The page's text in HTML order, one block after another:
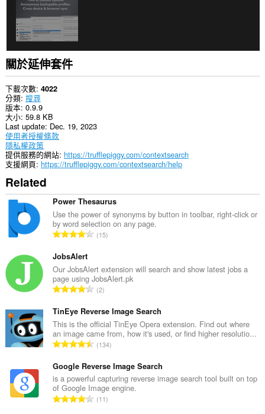
覽
活
動。
關於延伸套件
下載次數 4022
分類 搜尋
版本 0.9.9
大小 59.8 KB
Last update Dec. 19, 2023
使用者授權條款
隱私權政策
提供服務的網站 https://trufflepiggy.com/contextsearch
支援網頁 https://trufflepiggy.com/contextsearch/help
Related
Power Thesaurus
Use the power of synonyms by button in toolbar, right-click or
by word selection on any page.
評
總
次
數
15
JobsAlert
Our JobsAlert extension will search and show latest jobs a
page using JobsAlert.pk
評
的
總
次
數
2
TinEye Reverse Image Search
This is the official TinEye Opera extension. Find out where
an image came from, how it's used, or find higher resolutio...
評
的
總
次
數
134
Google Reverse Image Search
is a powerful capturing reverse image search tool built on top
of Google Image engine.
評11